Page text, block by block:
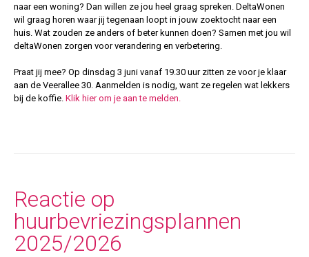
naar een woning? Dan willen ze jou heel graag spreken. DeltaWonen
wil graag horen waar jij tegenaan loopt in jouw zoektocht naar een
huis. Wat zouden ze anders of beter kunnen doen? Samen met jou wil
deltaWonen zorgen voor verandering en verbetering.
Praat jij mee? Op dinsdag 3 juni vanaf 19.30 uur zitten ze voor je klaar
aan de Veerallee 30. Aanmelden is nodig, want ze regelen wat lekkers
bij de koffie. Klik hier om je aan te melden.
Reactie op
huurbevriezingsplannen
2025/2026